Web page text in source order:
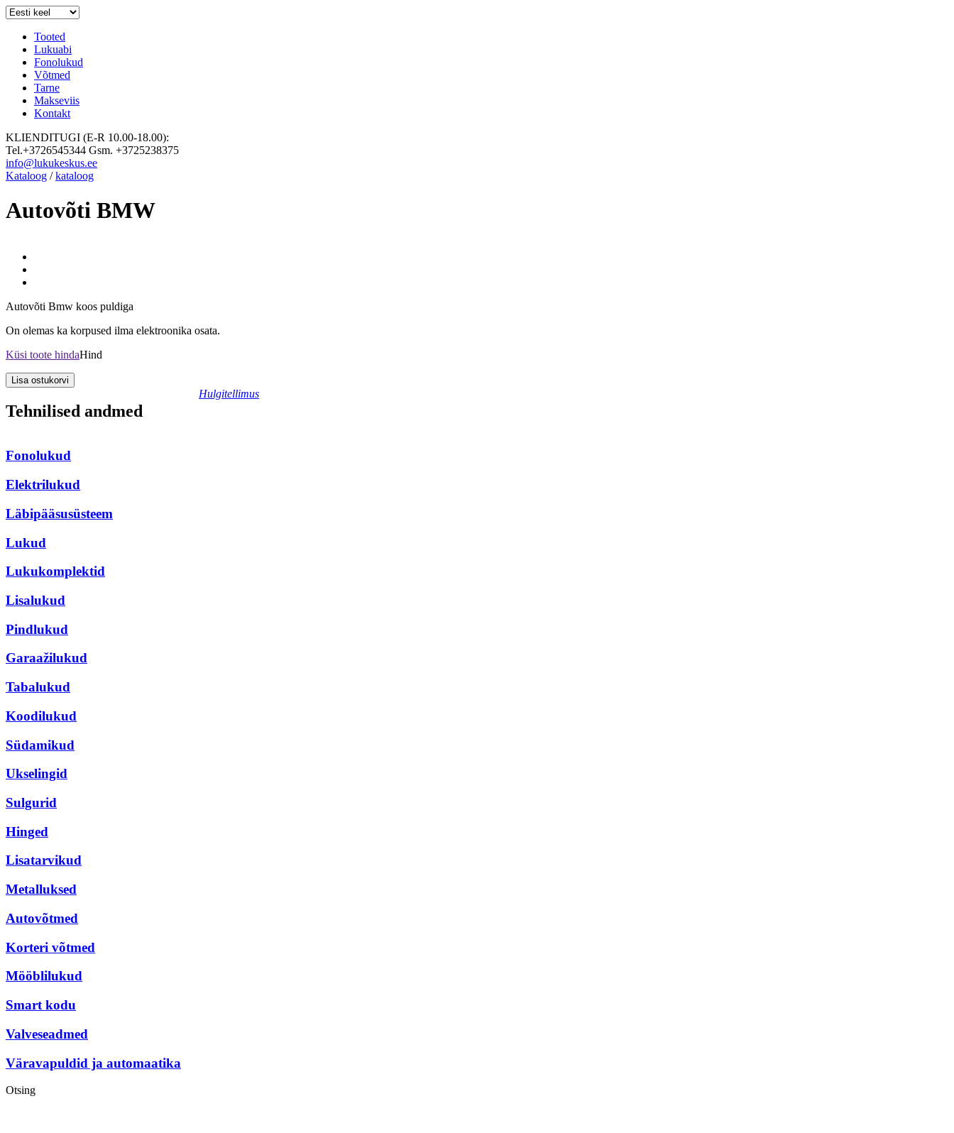
Tooted
Lukuabi
Fonolukud
Võtmed
Tarne
Makseviis
Kontakt
KLIENDITUGI (E-R 10.00-18.00):
Tel.+3726545344 Gsm. +3725238375
info@lukukeskus.ee
Kataloog /kataloog
Autovõti BMW
Autovõti Bmw koos puldiga
On olemas ka korpused ilma elektroonika osata.
Küsi toote hindaHind
Hulgitellimus
Tehnilised andmed
Fonolukud
Elektrilukud
Läbipääsusüsteem
Lukud
Lukukomplektid
Lisalukud
Pindlukud
Garaažilukud
Tabalukud
Koodilukud
Südamikud
Ukselingid
Sulgurid
Hinged
Lisatarvikud
Metalluksed
Autovõtmed
Korteri võtmed
Mööblilukud
Smart kodu
Valveseadmed
Väravapuldid ja automaatika
Otsing